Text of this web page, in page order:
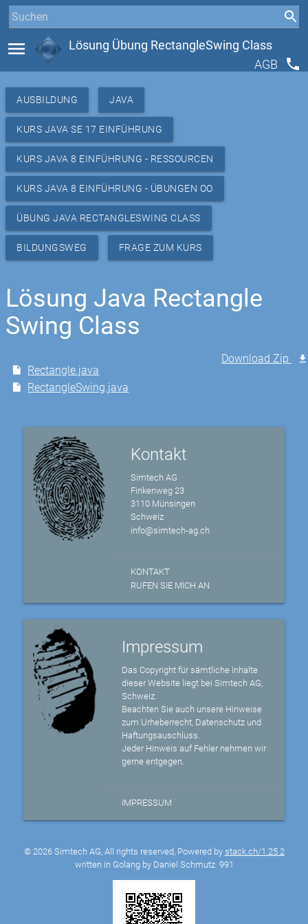
menu
Lösung Übung RectangleSwing Class
AGB
phone
AUSBILDUNG JAVA
KURS JAVA SE 17 EINFÜHRUNG
KURS JAVA 8 EINFÜHRUNG - RESSOURCEN
KURS JAVA 8 EINFÜHRUNG - ÜBUNGEN OO
ÜBUNG JAVA RECTANGLESWING CLASS
BILDUNGSWEG FRAGE ZUM KURS
Lösung Java Rectangle
Swing Class
Rectangle.java
RectangleSwing.java
Download Zip
Kontakt
Simtech AG
Finkenweg 23
3110 Münsingen
Schweiz
info@simtech-ag.ch
KONTAKT
RUFEN SIE MICH AN
Impressum
Das Copyright für sämtliche Inhalte
dieser Website liegt bei Simtech AG,
Schweiz.
Beachten Sie auch unsere Hinweise
zum Urheberrecht, Datenschutz und
Haftungsauschluss.
Jeder Hinweis auf Fehler nehmen wir
gerne entgegen.
IMPRESSUM
© 2026 Simtech AG, All rights reserved, Powered by stack.ch/1.25.2
written in Golang by Daniel Schmutz 991